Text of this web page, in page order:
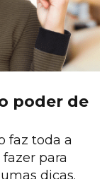
poder de
faz toda a
para
dicas.